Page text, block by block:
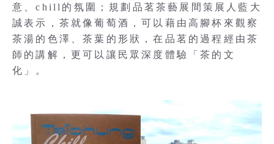
意、chill的氛圍；規劃品茗茶藝展間策展人藍大
誠表示，茶就像葡萄酒，可以藉由高腳杯來觀察
茶湯的色澤、茶葉的形狀，在品茗的過程經由茶
師的講解，更可以讓民眾深度體驗「茶的文
化」。